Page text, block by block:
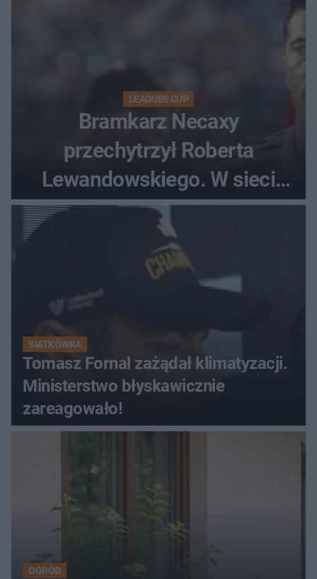
LEAGUES CUP
Bramkarz Necaxy
przechytrzył Roberta
Lewandowskiego. W sieci
krąży wideo z tego pojedynku
SIATKÓWKA
Tomasz Fornal zażądał klimatyzacji.
Ministerstwo błyskawicznie
zareagowało!
OGRÓD